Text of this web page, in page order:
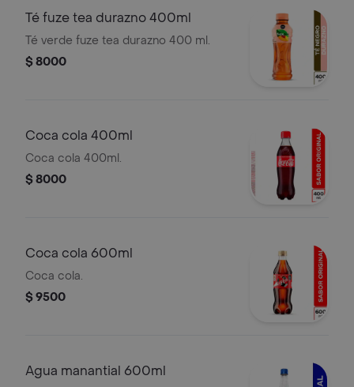
Té fuze tea durazno 400ml
Té verde fuze tea durazno 400 ml.
$ 8000
Coca cola 400ml
Coca cola 400ml.
$ 8000
Coca cola 600ml
Coca cola.
$ 9500
Agua manantial 600ml